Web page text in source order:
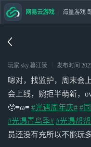
玩家 sky.暮江陵 发布时间
嗯对，找监护，周末会
会上线，婉拒半萌新，
🥺≡ω≡ #光遇周年庆# #
#光遇青鸟季# #光遇帮
员还没有充所以不能玩
网易云游戏 海量游戏